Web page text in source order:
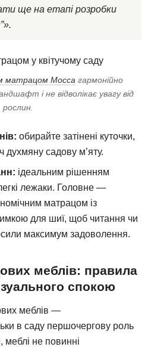
ще на етапі розробки
матрацом Mocca гармонійно
і не відволікає увагу від
рослин.
обирайте затінені куточки,
духмяну садову м’яту.
ідеальним рішенням
лежаки. Головне —
матрацом із
для шиї, щоб читання чи
максимум задоволення.
меблів: правила
спокою
меблів —
в саду першочергову роль
меблі не повинні